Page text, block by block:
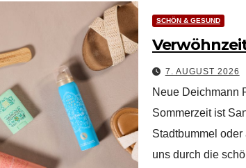
SCHÖN & GESUND
7. AUGUST 2026
Neue Deichmann
Som­merzeit ist
Stadt­bum­mel
uns durch die